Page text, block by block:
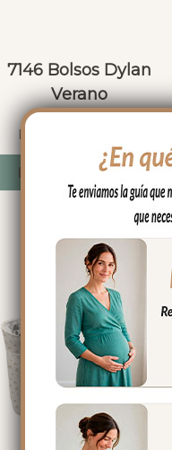
7146 Bolsos Dylan
Verano
Desde:
Seleccionar opciones